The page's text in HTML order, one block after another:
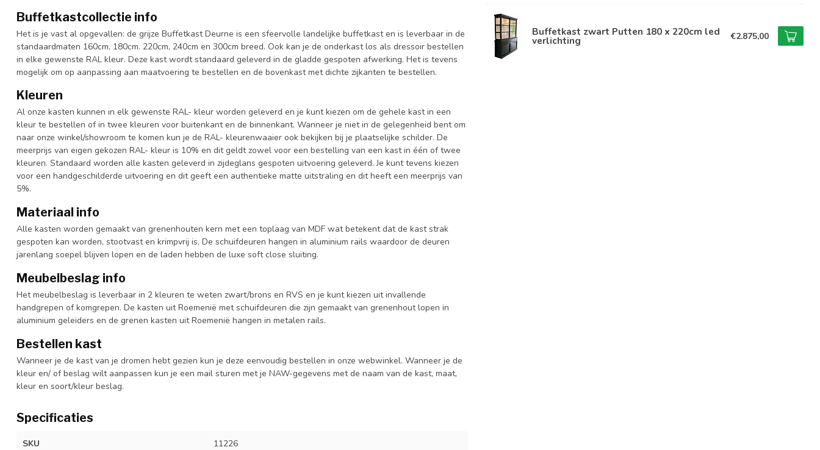
Buffetkastcollectie info
Het is je vast al opgevallen: de grijze Buffetkast Deurne is een sfeervolle landelijke buffetkast en is leverbaar in de
standaardmaten 160cm, 180cm. 220cm, 240cm en 300cm breed. Ook kan je de onderkast los als dressoir bestellen
in elke gewenste RAL kleur. Deze kast wordt standaard geleverd in de gladde gespoten afwerking. Het is tevens
mogelijk om op aanpassing aan maatvoering te bestellen en de bovenkast met dichte zijkanten te bestellen.
Kleuren
Al onze kasten kunnen in elk gewenste RAL- kleur worden geleverd en je kunt kiezen om de gehele kast in een
kleur te bestellen of in twee kleuren voor buitenkant en de binnenkant. Wanneer je niet in de gelegenheid bent om
naar onze winkel/showroom te komen kun je de RAL- kleurenwaaier ook bekijken bij je plaatselijke schilder. De
meerprijs van eigen gekozen RAL- kleur is 10% en dit geldt zowel voor een bestelling van een kast in één of twee
kleuren. Standaard worden alle kasten geleverd in zijdeglans gespoten uitvoering geleverd. Je kunt tevens kiezen
voor een handgeschilderde uitvoering en dit geeft een authentieke matte uitstraling en dit heeft een meerprijs van
5%.
Materiaal info
Alle kasten worden gemaakt van grenenhouten kern met een toplaag van MDF wat betekent dat de kast strak
gespoten kan worden, stootvast en krimpvrij is, De schuifdeuren hangen in aluminium rails waardoor de deuren
jarenlang soepel blijven lopen en de laden hebben de luxe soft close sluiting.
Meubelbeslag info
Het meubelbeslag is leverbaar in 2 kleuren te weten zwart/brons en RVS en je kunt kiezen uit invallende
handgrepen of komgrepen. De kasten uit Roemenië met schuifdeuren die zijn gemaakt van grenenhout lopen in
aluminium geleiders en de grenen kasten uit Roemenië hangen in metalen rails.
Bestellen kast
Wanneer je de kast van je dromen hebt gezien kun je deze eenvoudig bestellen in onze webwinkel. Wanneer je de
kleur en/ of beslag wilt aanpassen kun je een mail sturen met je NAW-gegevens met de naam van de kast, maat,
kleur en soort/kleur beslag.
Specificaties
SKU 11226
Buffetkast zwart Putten 180 x 220cm led
verlichting €2.875,00